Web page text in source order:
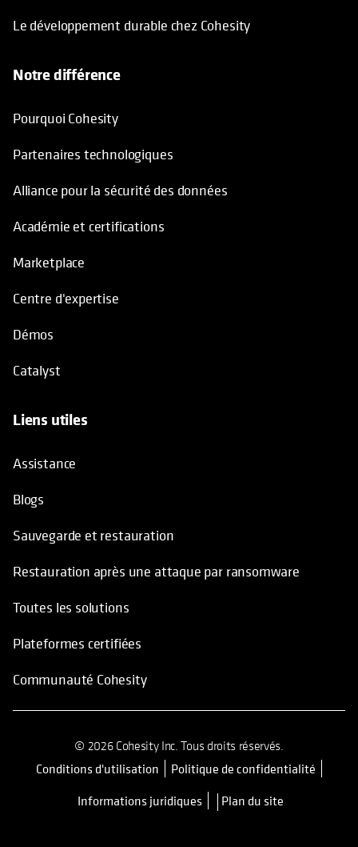
Le développement durable chez Cohesity
Notre différence
Pourquoi Cohesity
Partenaires technologiques
Alliance pour la sécurité des données
Académie et certifications
Marketplace
Centre d'expertise
Démos
Catalyst
Liens utiles
Assistance
Blogs
Sauvegarde et restauration
Restauration après une attaque par ransomware
Toutes les solutions
Plateformes certifiées
Communauté Cohesity
© 2026 Cohesity Inc. Tous droits réservés.
Conditions d'utilisation s’ouvre dans un nouvel onglet
Politique de confidentialité
Informations juridiques
Plan du site